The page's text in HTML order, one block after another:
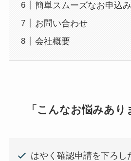
簡単スムーズなお申込
お問い合わせ
会社概要
「こんなお悩みあり
はやく確認申請を下ろし